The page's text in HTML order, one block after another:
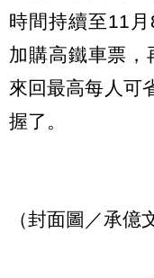
時間持續至11
加購高鐵車票，
來回最高每人可
握了。
（封面圖／承億